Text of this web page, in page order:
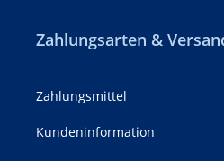
Zahlungsarten &
Zahlungsmittel
Kundeninformation